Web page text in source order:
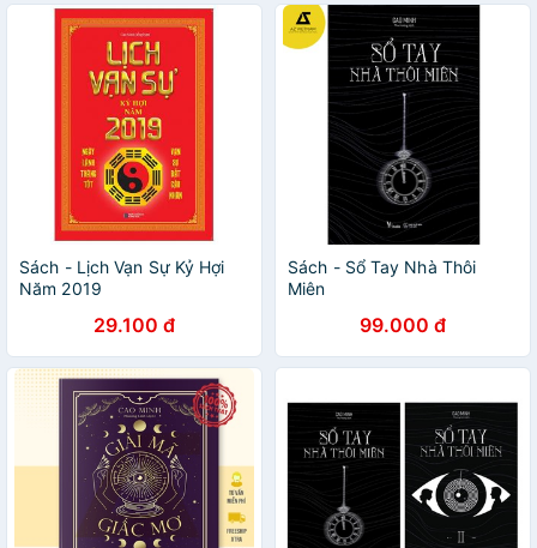
Sách - Lịch Vạn Sự Kỷ Hợi
Năm 2019
29.100 đ
Sách - Sổ Tay Nhà Thôi
Miên
99.000 đ